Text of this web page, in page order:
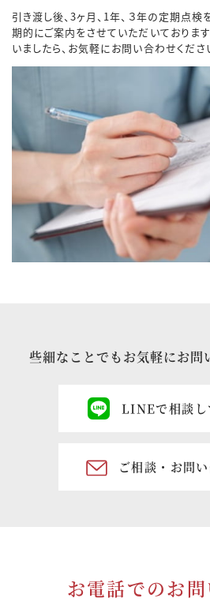
引き渡し後、3ヶ月、1年、３年の定期点検
期的にご案内をさせていただいておりま
いましたら、お気軽にお問い合わせくださ
些細なことでもお気軽にお問
LINEで相談し
ご相談・お問
お電話でのお